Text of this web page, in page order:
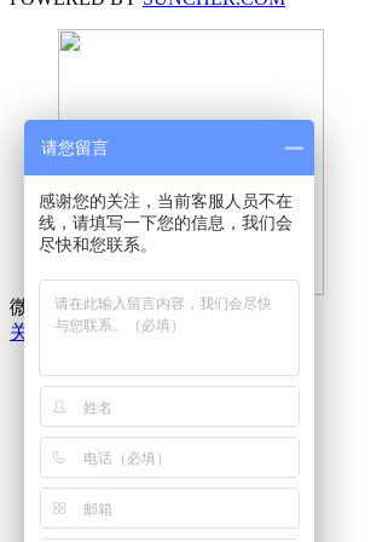
微信扫一扫，关注邦羽
关 闭
在线客服
在线客服
微信扫一扫
关注邦羽
请您留言
感谢您的关注，当前客服人员不在
线，请填写一下您的信息，我们会
尽快和您联系。